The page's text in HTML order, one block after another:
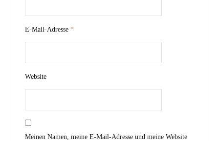
E-Mail-Adresse *
Website
Meinen Namen, meine E-Mail-Adresse und meine Website